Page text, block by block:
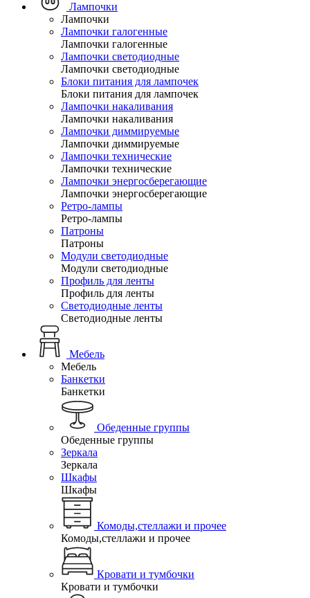
Лампочки
Лампочки
Лампочки галогенные
Лампочки галогенные
Лампочки светодиодные
Лампочки светодиодные
Блоки питания для лампочек
Блоки питания для лампочек
Лампочки накаливания
Лампочки накаливания
Лампочки диммируемые
Лампочки диммируемые
Лампочки технические
Лампочки технические
Лампочки энергосберегающие
Лампочки энергосберегающие
Ретро-лампы
Ретро-лампы
Патроны
Патроны
Модули светодиодные
Модули светодиодные
Профиль для ленты
Профиль для ленты
Светодиодные ленты
Светодиодные ленты
Мебель
Мебель
Банкетки
Банкетки
Обеденные группы
Обеденные группы
Зеркала
Зеркала
Шкафы
Шкафы
Комоды,стеллажи и прочее
Комоды,стеллажи и прочее
Кровати и тумбочки
Кровати и тумбочки